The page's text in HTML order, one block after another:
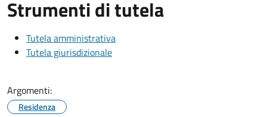
Strumenti di tutela
Tutela amministrativa
Tutela giurisdizionale
Argomenti:
Residenza